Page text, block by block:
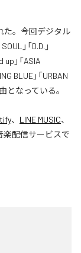
れた。今回デジタル
」「D.D.」
up」「ASIA
BLUE」「URBAN
曲となっている。
、 LINE MUSIC、
楽配信サービスで